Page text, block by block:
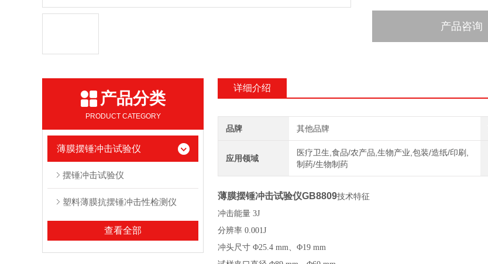
产品咨询
产品分类
PRODUCT CATEGORY
薄膜摆锤冲击试验仪
摆锤冲击试验仪
塑料薄膜抗摆锤冲击性检测仪
查看全部
详细介绍
品牌 其他品牌
应用领域
医疗卫生,食品/农产品,生物产业,包装/造纸/印刷,
制药/生物制药
薄膜摆锤冲击试验仪GB8809技术特征
冲击能量 3J
分辨率 0.001J
冲头尺寸 Φ25.4 mm、Φ19 mm